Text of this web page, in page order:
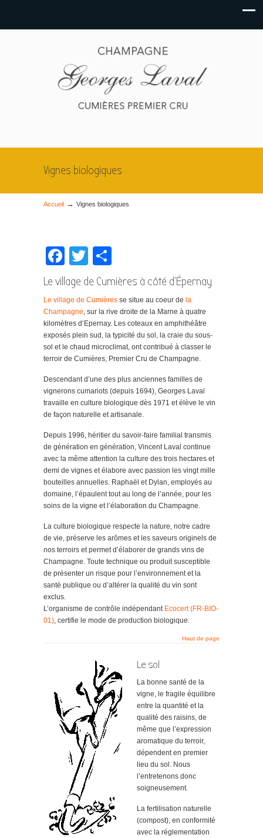
Vignes biologiques
Accueil → Vignes biologiques
Facebook
Twitter
Le village de Cumières à côté d’Épernay
Le village de Cumières se situe au coeur de la
Champagne, sur la rive droite de la Marne à quatre
kilomètres d’Epernay. Les coteaux en amphithéâtre
exposés plein sud, la typicité du sol, la craie du sous-
sol et le chaud microclimat, ont contribué à classer le
terroir de Cumières, Premier Cru de Champagne.
Descendant d’une des plus anciennes familles de
vignerons cumariots (depuis 1694), Georges Laval
travaille en culture biologique dès 1971 et élève le vin
de façon naturelle et artisanale.
Depuis 1996, héritier du savoir-faire familial transmis
de génération en génération, Vincent Laval continue
avec la même attention la culture des trois hectares et
demi de vignes et élabore avec passion les vingt mille
bouteilles annuelles. Raphaël et Dylan, employés au
domaine, l’épaulent tout au long de l’année, pour les
soins de la vigne et l’élaboration du Champagne.
La culture biologique respecte la nature, notre cadre
de vie, préserve les arômes et les saveurs originels de
nos terroirs et permet d’élaborer de grands vins de
Champagne. Toute technique ou produit susceptible
de présenter un risque pour l’environnement et la
santé publique ou d’altérer la qualité du vin sont
exclus.
L’organisme de contrôle indépendant Ecocert (FR-BIO-
01), certifie le mode de production biologique.
Haut de page
Le sol
La bonne santé de la
vigne, le fragile équilibre
entre la quantité et la
qualité des raisins, de
même que l’expression
aromatique du terroir,
dépendent en premier
lieu du sol. Nous
l’entretenons donc
soigneusement.
La fertilisation naturelle
(compost), en conformité
avec la réglementation